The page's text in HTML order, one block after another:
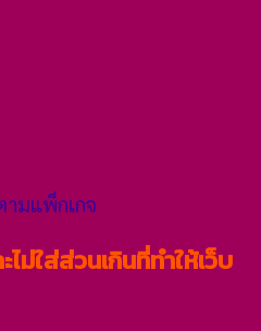
มแพ็กเกจ
ม่ใส่ส่วนเกินที่ทำให้เว็บ